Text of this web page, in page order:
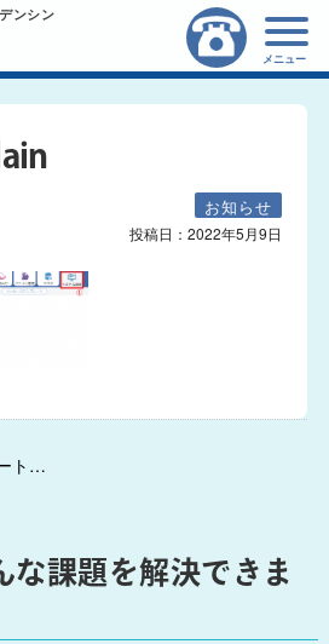
ンシン
メニュー
お知らせ
投稿日：2022年5月9日
← ver2.4.3 にアップデートできるようになりました。
な課題を解決できま